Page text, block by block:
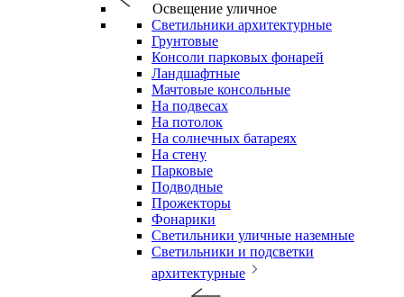
Освещение уличное
Светильники архитектурные
Грунтовые
Консоли парковых фонарей
Ландшафтные
Мачтовые консольные
На подвесах
На потолок
На солнечных батареях
На стену
Парковые
Подводные
Прожекторы
Фонарики
Светильники уличные наземные
Светильники и подсветки
архитектурные